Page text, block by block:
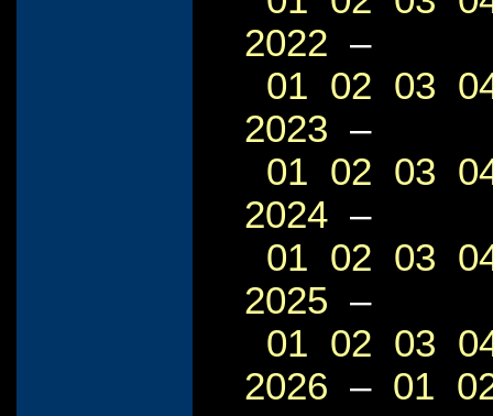
2022 –
01 02 03
2023 –
01 02 03
2024 –
01 02 03
2025 –
01 02 03
2026 – 01